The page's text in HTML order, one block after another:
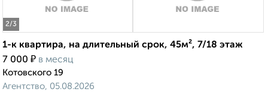
2/3
1-к квартира, на длительный срок, 45м², 7/18 этаж
7 000 ₽ в месяц
Котовского 19
Агентство, 05.08.2026